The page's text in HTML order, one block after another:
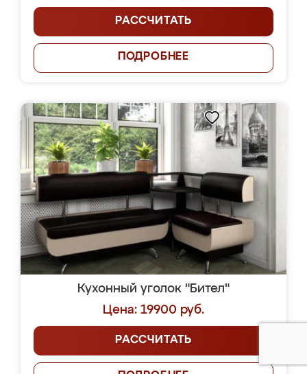
РАССЧИТАТЬ
ПОДРОБНЕЕ
Кухонный уголок "Бител"
Цена: 19900 руб.
РАССЧИТАТЬ